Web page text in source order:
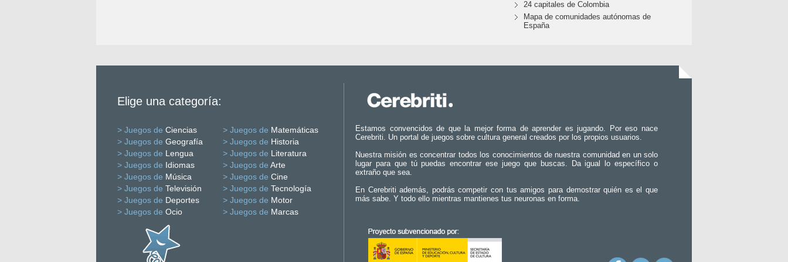
24 capitales de Colombia
Mapa de comunidades autónomas de
España
Elige una categoría:
> Juegos de Ciencias > Juegos de Matemáticas
> Juegos de Geografía > Juegos de Historia
> Juegos de Lengua > Juegos de Literatura
> Juegos de Idiomas > Juegos de Arte
> Juegos de Música > Juegos de Cine
> Juegos de Televisión > Juegos de Tecnología
> Juegos de Deportes > Juegos de Motor
> Juegos de Ocio > Juegos de Marcas
Estamos convencidos de que la mejor forma de aprender es jugando. Por eso nace
Cerebriti. Un portal de juegos sobre cultura general creados por los propios usuarios.
Nuestra misión es concentrar todos los conocimientos de nuestra comunidad en un solo
lugar para que tú puedas encontrar ese juego que buscas. Da igual lo específico o
extraño que sea.
En Cerebriti además, podrás competir con tus amigos para demostrar quién es el que
más sabe. Y todo ello mientras mantienes tus neuronas en forma.